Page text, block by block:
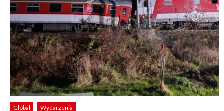
Global Wydarzenia